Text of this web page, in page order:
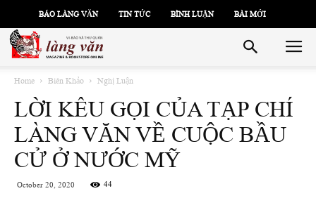
BÁO LÀNG VĂN TIN TỨC BÌNH LUẬN BÀI MỚI
Home Biên Khảo Nghị Luận
LỜI KÊU GỌI CỦA TẠP CHÍ
LÀNG VĂN VỀ CUỘC BẦU
CỬ Ở NƯỚC MỸ
October 20, 2020 44